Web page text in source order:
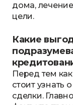
дома,
цели.
Какие
Перед тем
стоит узнать
сделки.